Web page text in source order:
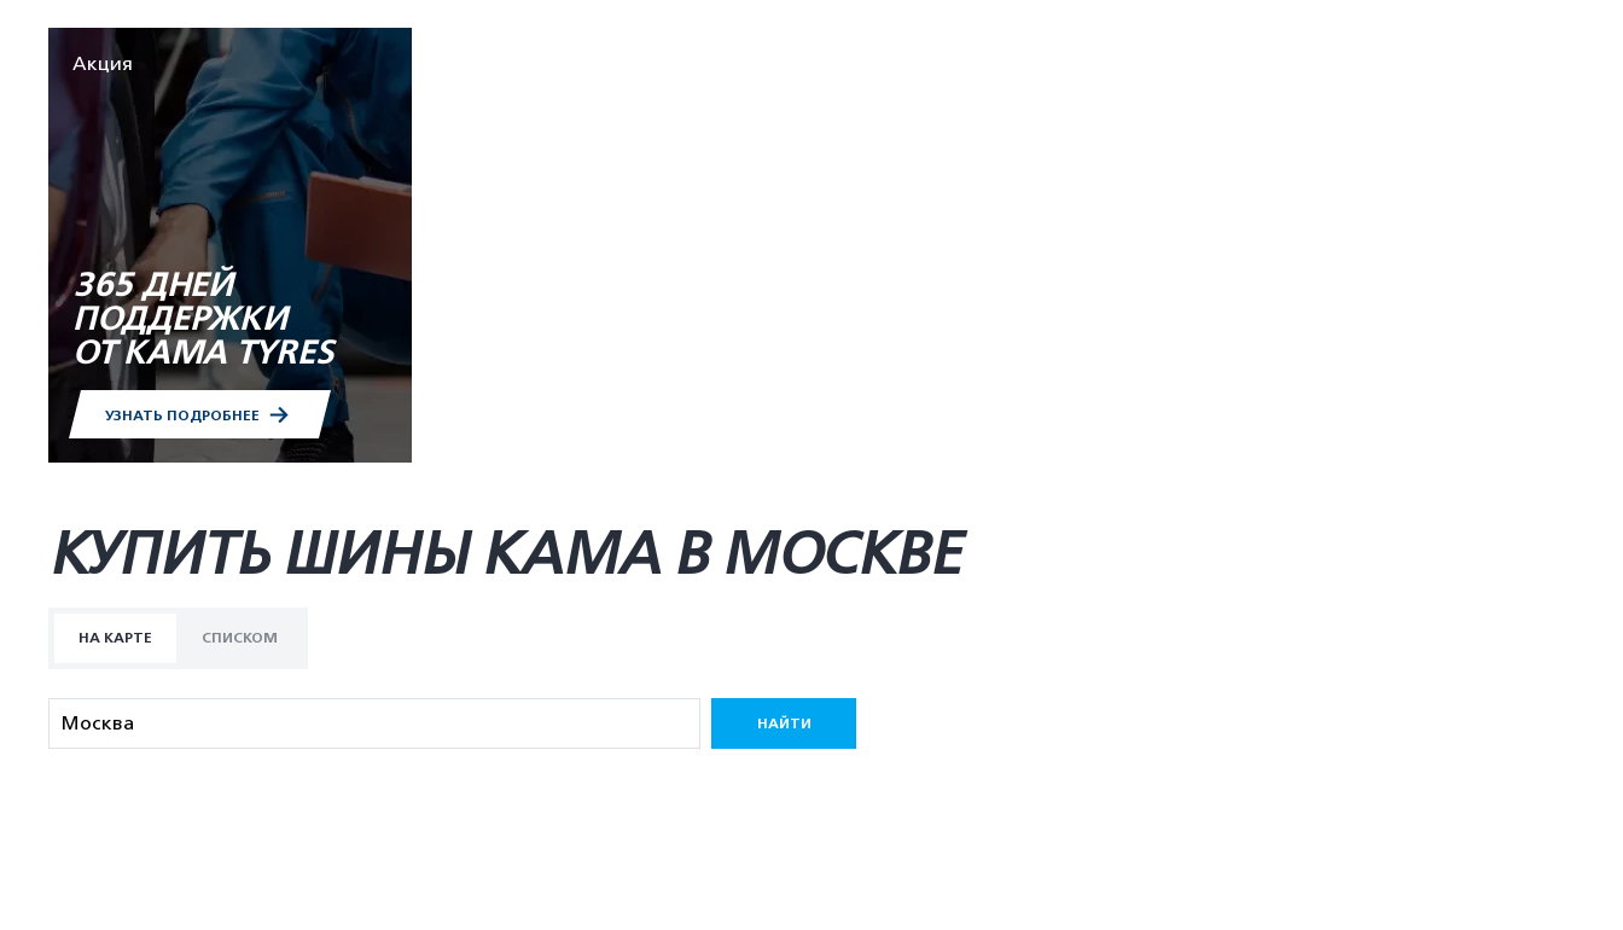
Акция
365 ДНЕЙ
ПОДДЕРЖКИ
ОТ KAMA TYRES
УЗНАТЬ ПОДРОБНЕЕ
КУПИТЬ ШИНЫ KAMA В МОСКВЕ
НА КАРТЕ СПИСКОМ
НАЙТИ